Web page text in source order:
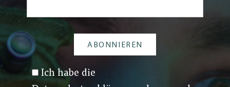
Ich habe die